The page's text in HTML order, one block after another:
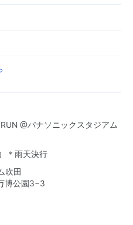
@パナソニックスタジアム
＊雨天決行
吹田
博公園3−3